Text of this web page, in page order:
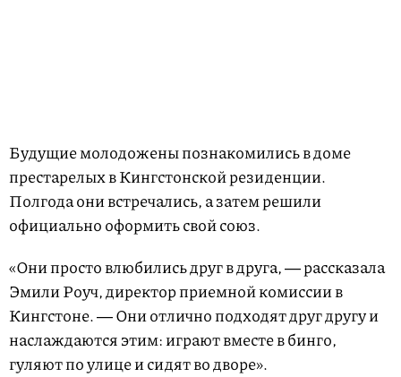
Будущие молодожены познакомились в доме
престарелых в Кингстонской резиденции.
Полгода они встречались, а затем решили
официально оформить свой союз.
«Они просто влюбились друг в друга, ― рассказала
Эмили Роуч, директор приемной комиссии в
Кингстоне. ― Они отлично подходят друг другу и
наслаждаются этим: играют вместе в бинго,
гуляют по улице и сидят во дворе».